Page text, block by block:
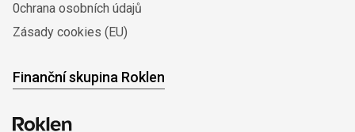
0chrana osobních údajů
Zásady cookies (EU)
Finanční skupina Roklen